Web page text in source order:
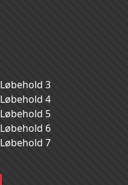
Løbehold 3
Løbehold 4
Løbehold 5
Løbehold 6
Løbehold 7